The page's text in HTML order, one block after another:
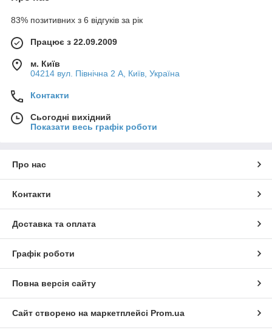
83% позитивних з 6 відгуків за рік
Працює з 22.09.2009
м. Київ
04214 вул. Північна 2 А, Київ, Україна
Контакти
Сьогодні вихідний
Показати весь графік роботи
Про нас
Контакти
Доставка та оплата
Графік роботи
Повна версія сайту
Сайт створено на маркетплейсі Prom.ua